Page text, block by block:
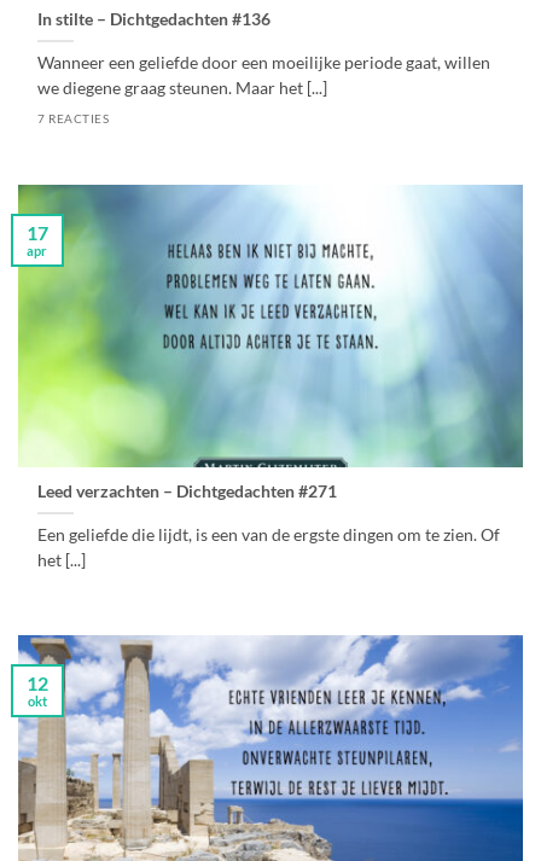
In stilte – Dichtgedachten #136
Wanneer een geliefde door een moeilijke periode gaat, willen
we diegene graag steunen. Maar het [...]
7 REACTIES
Leed verzachten – Dichtgedachten #271
Een geliefde die lijdt, is een van de ergste dingen om te zien. Of
het [...]
17
apr
12
okt